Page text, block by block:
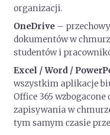
organizacji.
OneDrive –
dokumentów w
studentów i
Excel / Word /
wszystkim aplikacje
Office 365 wzbogacone
zapisywania w
tym samym czasie